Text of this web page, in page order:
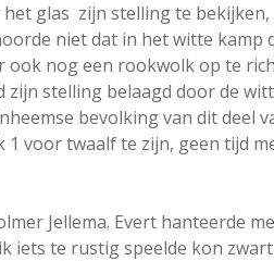
glas zijn stelling te
niet dat in het witte
nog een rookwolk op te
stelling belaagd door de
bevolking van dit deel
1 voor twaalf te zijn, geen tijd
Jellema. Evert hanteerde
iets te rustig speelde kon